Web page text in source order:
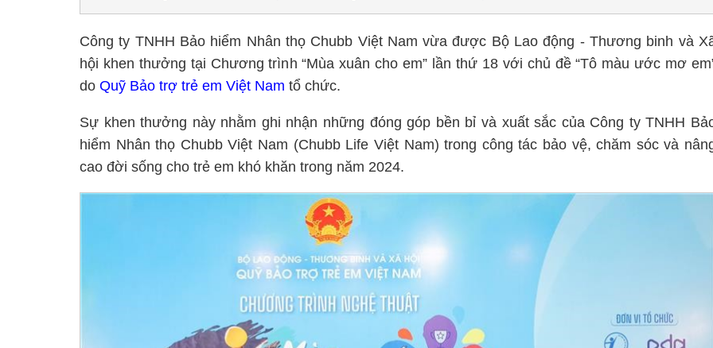
Công ty TNHH Bảo hiểm Nhân thọ Chubb Việt Nam vừa được Bộ Lao động - Thương binh và
hội khen thưởng tại Chương trình “Mùa xuân cho em” lần thứ 18 với chủ đề “Tô màu ước mơ
do Quỹ Bảo trợ trẻ em Việt Nam tổ chức.
Sự khen thưởng này nhằm ghi nhận những đóng góp bền bỉ và xuất sắc của Công ty TNHH
hiểm Nhân thọ Chubb Việt Nam (Chubb Life Việt Nam) trong công tác bảo vệ, chăm sóc và
cao đời sống cho trẻ em khó khăn trong năm 2024.